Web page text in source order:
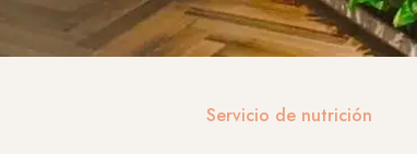
Servicio de nutrición